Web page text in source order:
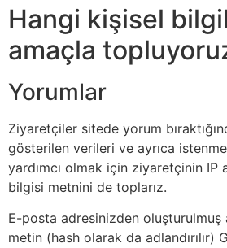
Hangi kişisel
amaçla
Yorumlar
Ziyaretçiler sitede yorum
gösterilen verileri ve ayrıca
yardımcı olmak için ziyaretçinin IP
bilgisi metnini de toplarız.
E-posta adresinizden
metin (hash olarak da adlandırılır)